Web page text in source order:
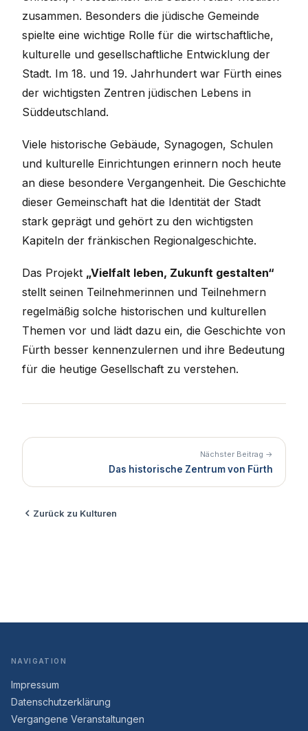
zusammen. Besonders die jüdische Gemeinde
spielte eine wichtige Rolle für die wirtschaftliche,
kulturelle und gesellschaftliche Entwicklung der
Stadt. Im 18. und 19. Jahrhundert war Fürth eines
der wichtigsten Zentren jüdischen Lebens in
Süddeutschland.
Viele historische Gebäude, Synagogen, Schulen
und kulturelle Einrichtungen erinnern noch heute
an diese besondere Vergangenheit. Die Geschichte
dieser Gemeinschaft hat die Identität der Stadt
stark geprägt und gehört zu den wichtigsten
Kapiteln der fränkischen Regionalgeschichte.
Das Projekt „Vielfalt leben, Zukunft gestalten“
stellt seinen Teilnehmerinnen und Teilnehmern
regelmäßig solche historischen und kulturellen
Themen vor und lädt dazu ein, die Geschichte von
Fürth besser kennenzulernen und ihre Bedeutung
für die heutige Gesellschaft zu verstehen.
Nächster Beitrag →
Das historische Zentrum von Fürth
Zurück zu Kulturen
NAVIGATION
Impressum
Datenschutzerklärung
Vergangene Veranstaltungen